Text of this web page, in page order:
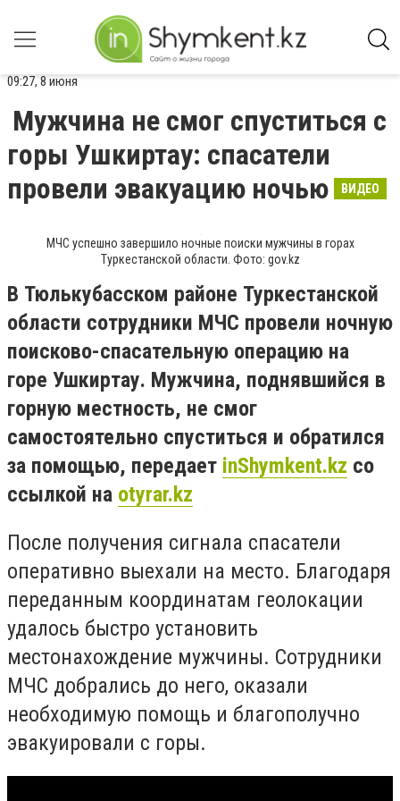
09:27, 8 июня
Мужчина не смог спуститься с
горы Ушкиртау: спасатели
провели эвакуацию ночью
ВИДЕО
МЧС успешно завершило ночные поиски мужчины в горах
Туркестанской области. Фото: gov.kz
В Тюлькубасском районе Туркестанской
области сотрудники МЧС провели ночную
поисково-спасательную операцию на
горе Ушкиртау. Мужчина, поднявшийся в
горную местность, не смог
самостоятельно спуститься и обратился
за помощью, передает inShymkent.kz со
ссылкой на otyrar.kz
После получения сигнала спасатели
оперативно выехали на место. Благодаря
переданным координатам геолокации
удалось быстро установить
местонахождение мужчины. Сотрудники
МЧС добрались до него, оказали
необходимую помощь и благополучно
эвакуировали с горы.